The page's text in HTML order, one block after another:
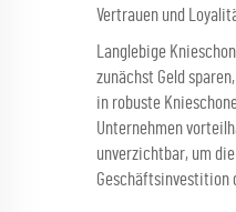
Vertrauen und
Langlebige
zunächst Geld
in robuste
Unternehmen
unverzichtbar, um
Geschäftsinvestition